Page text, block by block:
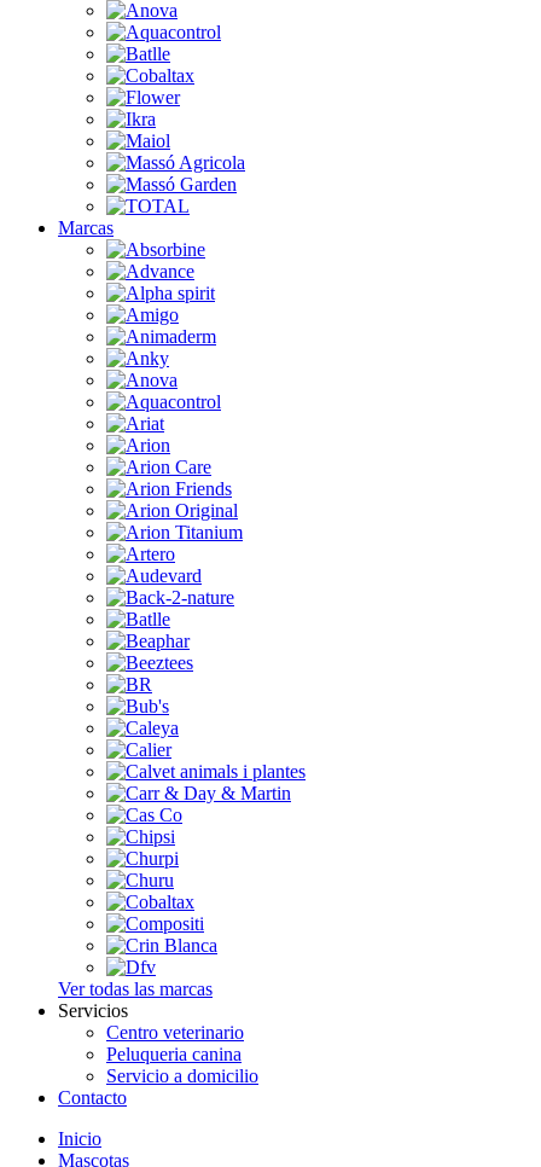
Marcas
Ver todas las marcas
Servicios
Centro veterinario
Peluqueria canina
Servicio a domicilio
Contacto
Inicio
Mascotas